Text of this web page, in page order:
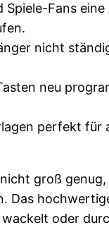
Fans
nicht
neu
perfekt
groß
Das
oder